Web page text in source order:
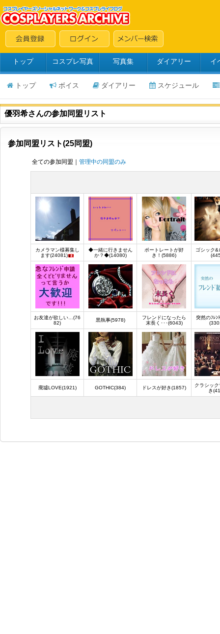
トップ コスプレ写真 写真集 ダイアリー イ
トップ ボイス ダイアリー スケジュール
優羽希さんの参加同盟リスト
参加同盟リスト(25同盟)
全ての参加同盟｜ 管理中の同盟のみ
カメラマン様募集し
ます(24081)
◆一緒に行きません
か？◆(14080)
ポートレートが好
き！(5886)
ゴシック&
お友達が欲しい…(76
82)
黒執事(5978)
フレンドになったら
末長く･･･(6043)
突然のﾌﾚﾝ
廃墟LOVE(1921) GOTHIC(384) ドレスが好き(1857)
クラシッ
き